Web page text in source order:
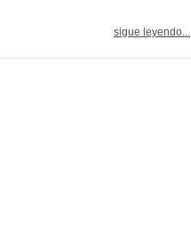
sigue leyendo...